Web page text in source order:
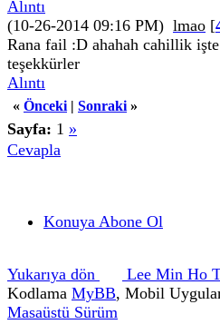
Alıntı
(10-26-2014 09:16 PM) lmao [
Rana fail :D ahahah cahillik
teşekkürler
Alıntı
« Önceki | Sonraki »
Sayfa: 1 »
Cevapla
Konuya Abone Ol
Yukarıya dön
Lee Min Ho
Kodlama MyBB, Mobil
Masaüstü Sürüm